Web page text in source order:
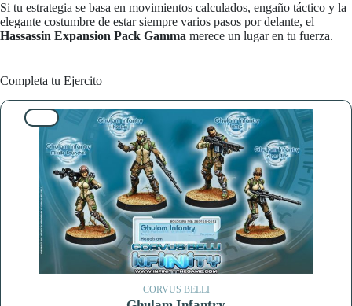
Si tu estrategia se basa en movimientos calculados, engaño táctico y la
elegante costumbre de estar siempre varios pasos por delante, el
Hassassin Expansion Pack Gamma merece un lugar en tu fuerza.
Completa tu Ejercito
CORVUS BELLI